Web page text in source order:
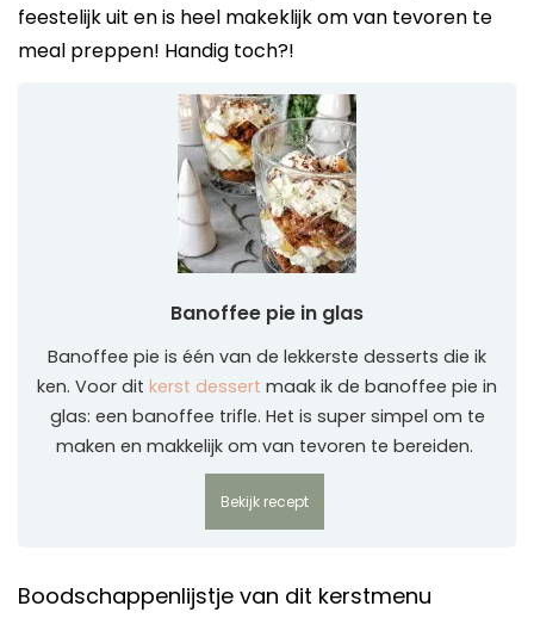
feestelijk uit en is heel makeklijk om van tevoren te
meal preppen! Handig toch?!
Banoffee pie in glas
Banoffee pie is één van de lekkerste desserts die ik
ken. Voor dit kerst dessert maak ik de banoffee pie in
glas: een banoffee trifle. Het is super simpel om te
maken en makkelijk om van tevoren te bereiden.
Bekijk recept
Boodschappenlijstje van dit kerstmenu